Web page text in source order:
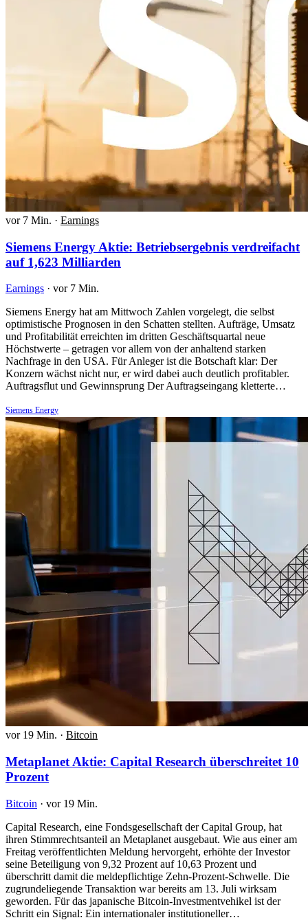
vor 7 Min. · Earnings
Siemens Energy Aktie: Betriebsergebnis verdreifacht
auf 1,623 Milliarden
Earnings · vor 7 Min.
Siemens Energy hat am Mittwoch Zahlen vorgelegt, die selbst
optimistische Prognosen in den Schatten stellten. Aufträge, Umsatz
und Profitabilität erreichten im dritten Geschäftsquartal neue
Höchstwerte – getragen vor allem von der anhaltend starken
Nachfrage in den USA. Für Anleger ist die Botschaft klar: Der
Konzern wächst nicht nur, er wird dabei auch deutlich profitabler.
Auftragsflut und Gewinnsprung Der Auftragseingang kletterte…
Siemens Energy
vor 19 Min. · Bitcoin
Metaplanet Aktie: Capital Research überschreitet 10
Prozent
Bitcoin · vor 19 Min.
Capital Research, eine Fondsgesellschaft der Capital Group, hat
ihren Stimmrechtsanteil an Metaplanet ausgebaut. Wie aus einer am
Freitag veröffentlichten Meldung hervorgeht, erhöhte der Investor
seine Beteiligung von 9,32 Prozent auf 10,63 Prozent und
überschritt damit die meldepflichtige Zehn-Prozent-Schwelle. Die
zugrundeliegende Transaktion war bereits am 13. Juli wirksam
geworden. Für das japanische Bitcoin-Investmentvehikel ist der
Schritt ein Signal: Ein internationaler institutioneller…